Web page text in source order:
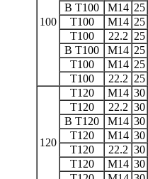
100
B T100
M14 25
T100
M14 25
T100
22.2 25
B T100
M14 25
T100
M14 25
T100
22.2 25
120
T120 M14 30
T120
22.2 30
B T120
M14 30
T120
M14 30
T120
22.2 30
T120
M14 30